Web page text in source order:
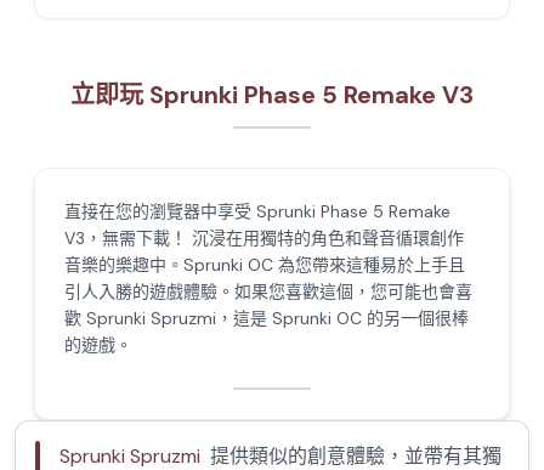
立即玩 Sprunki Phase 5 Remake V3
直接在您的瀏覽器中享受 Sprunki Phase 5 Remake
V3，無需下載！ 沉浸在用獨特的角色和聲音循環創作
音樂的樂趣中。Sprunki OC 為您帶來這種易於上手且
引人入勝的遊戲體驗。如果您喜歡這個，您可能也會喜
歡 Sprunki Spruzmi，這是 Sprunki OC 的另一個很棒
的遊戲。
Sprunki Spruzmi 提供類似的創意體驗，並帶有其獨